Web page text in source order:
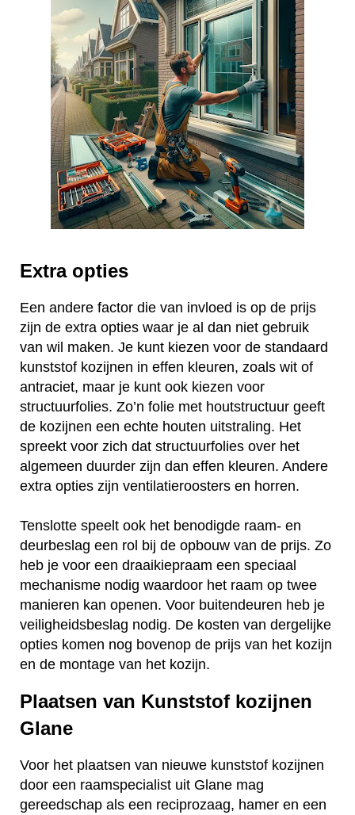
Extra opties
Een andere factor die van invloed is op de prijs
zijn de extra opties waar je al dan niet gebruik
van wil maken. Je kunt kiezen voor de standaard
kunststof kozijnen in effen kleuren, zoals wit of
antraciet, maar je kunt ook kiezen voor
structuurfolies. Zo’n folie met houtstructuur geeft
de kozijnen een echte houten uitstraling. Het
spreekt voor zich dat structuurfolies over het
algemeen duurder zijn dan effen kleuren. Andere
extra opties zijn ventilatieroosters en horren.
Tenslotte speelt ook het benodigde raam- en
deurbeslag een rol bij de opbouw van de prijs. Zo
heb je voor een draaikiepraam een speciaal
mechanisme nodig waardoor het raam op twee
manieren kan openen. Voor buitendeuren heb je
veiligheidsbeslag nodig. De kosten van dergelijke
opties komen nog bovenop de prijs van het kozijn
en de montage van het kozijn.
Plaatsen van Kunststof kozijnen
Glane
Voor het plaatsen van nieuwe kunststof kozijnen
door een raamspecialist uit Glane mag
gereedschap als een reciprozaag, hamer en een